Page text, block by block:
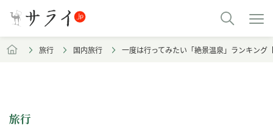
旅行 国内旅行 一度は行ってみたい「絶景温泉」ランキング
旅行